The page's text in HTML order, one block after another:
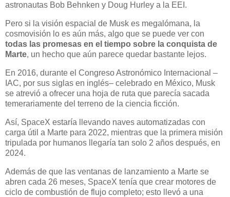
astronautas Bob Behnken y Doug Hurley a la EEI.
Pero si la visión espacial de Musk es megalómana, la
cosmovisión lo es aún más, algo que se puede ver con
todas las promesas en el tiempo sobre la conquista de
Marte, un hecho que aún parece quedar bastante lejos.
En 2016, durante el Congreso Astronómico Internacional –
IAC, por sus siglas en inglés– celebrado en México, Musk
se atrevió a ofrecer una hoja de ruta que parecía sacada
temerariamente del terreno de la ciencia ficción.
Así, SpaceX estaría llevando naves automatizadas con
carga útil a Marte para 2022, mientras que la primera misión
tripulada por humanos llegaría tan solo 2 años después, en
2024.
Además de que las ventanas de lanzamiento a Marte se
abren cada 26 meses, SpaceX tenía que crear motores de
ciclo de combustión de flujo completo; esto llevó a una